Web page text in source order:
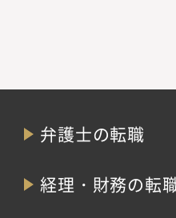
弁護士の転職
経理・財務の転